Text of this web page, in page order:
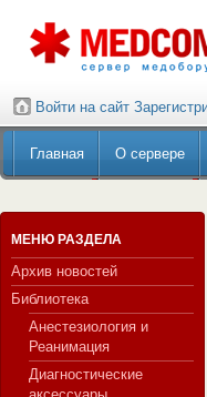
Войти на сайт
Главная О сервере
МЕНЮ РАЗДЕЛА
Архив новостей
Библиотека
Анестезиология и
Реанимация
Диагностические